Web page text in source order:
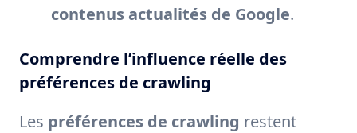
contenus actualités de Google.
Comprendre l’influence réelle des
préférences de crawling
Les préférences de crawling restent